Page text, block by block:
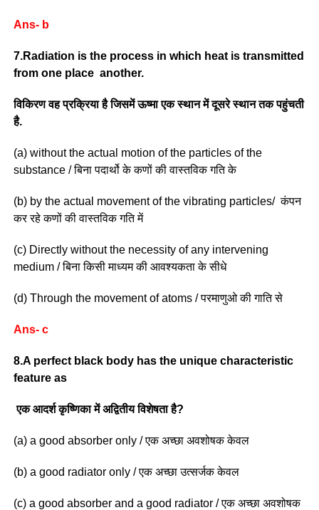
Ans- b
7.Radiation is the process in which heat is transmitted
from one place another.
विकिरण वह प्रक्रिया है जिसमें ऊष्मा एक स्थान में दूसरे स्थान तक पहुंचती
है.
(a) without the actual motion of the particles of the
substance / बिना पदार्थो के कणों की वास्तविक गति के
(b) by the actual movement of the vibrating particles/ कंपन
कर रहे कणों की वास्तविक गति में
(c) Directly without the necessity of any intervening
medium / बिना किसी माध्यम की आवश्यकता के सीधे
(d) Through the movement of atoms / परमाणुओ की गाति से
Ans- c
8.A perfect black body has the unique characteristic
feature as
एक आदर्श कृष्णिका में अद्वितीय विशेषता है?
(a) a good absorber only / एक अच्छा अवशोषक केवल
(b) a good radiator only / एक अच्छा उत्सर्जक केवल
(c) a good absorber and a good radiator / एक अच्छा अवशोषक